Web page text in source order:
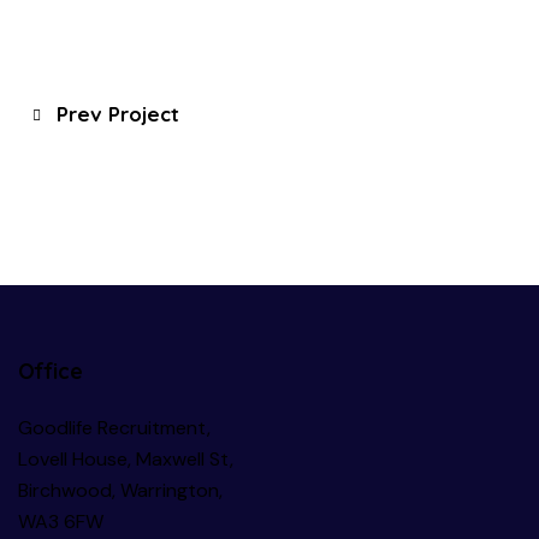
Prev Project
Office
Goodlife Recruitment,
Lovell House, Maxwell St,
Birchwood, Warrington,
WA3 6FW